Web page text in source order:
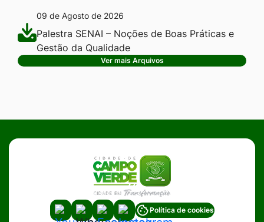
09 de Agosto de 2026
Palestra SENAI – Noções de Boas Práticas e
Gestão da Qualidade
Ver mais Arquivos
AcessarAcessarAcessarAcessarPolítica de cookies